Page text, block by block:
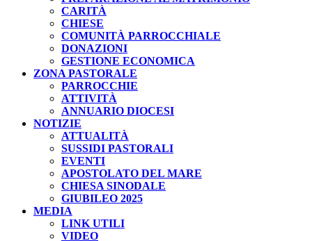
CARITÀ
CHIESE
COMUNITÀ PARROCCHIALE
DONAZIONI
GESTIONE ECONOMICA
ZONA PASTORALE
PARROCCHIE
ATTIVITÀ
ANNUARIO DIOCESI
NOTIZIE
ATTUALITÀ
SUSSIDI PASTORALI
EVENTI
APOSTOLATO DEL MARE
CHIESA SINODALE
GIUBILEO 2025
MEDIA
LINK UTILI
VIDEO